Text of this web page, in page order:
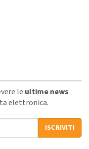
le ultime news
elettronica.
ISCRIVITI